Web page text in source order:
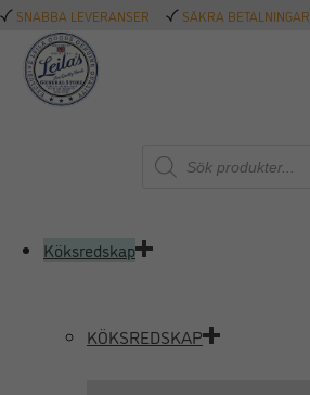
SNABBA LEVERANSER SÄKRA BETALNINGAR
Produktsökning
Köksredskap
KÖKSREDSKAP